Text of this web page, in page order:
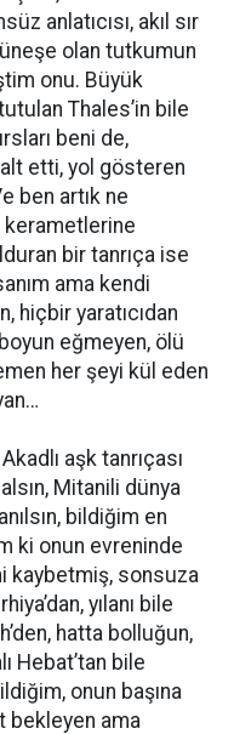
anlatıcısı, akıl sır
olan tutkumun
onu. Büyük
tutulan Thales’in bile
beni de,
etti, yol gösteren
ben artık ne
kerametlerine
bir tanrıça ise
ama kendi
hiçbir yaratıcıdan
eğmeyen, ölü
her şeyi kül eden
aşk tanrıçası
Mitanili dünya
bildiğim en
ki onun evreninde
kaybetmiş, sonsuza
yılanı bile
hatta bolluğun,
Hebat’tan bile
onun başına
bekleyen ama